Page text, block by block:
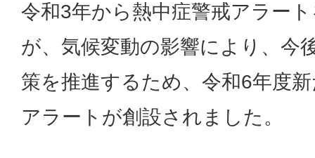
令和3年から熱中症警戒アラー
が、気候変動の影響により、今
策を推進するため、令和6年度
アラートが創設されました。